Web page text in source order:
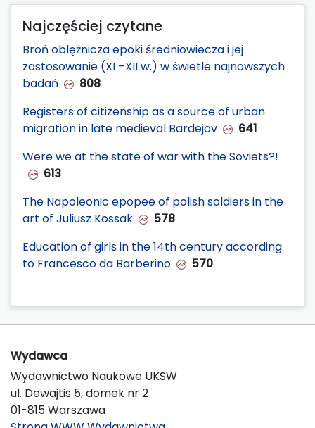
Najczęściej czytane
Broń oblężnicza epoki średniowiecza i jej
zastosowanie (XI –XII w.) w świetle najnowszych
badań
808
Registers of citizenship as a source of urban
migration in late medieval Bardejov
641
Were we at the state of war with the Soviets?!
613
The Napoleonic epopee of polish soldiers in the
art of Juliusz Kossak
578
Education of girls in the 14th century according
to Francesco da Barberino
570
Wydawca
Wydawnictwo Naukowe UKSW
ul. Dewajtis 5, domek nr 2
01-815 Warszawa